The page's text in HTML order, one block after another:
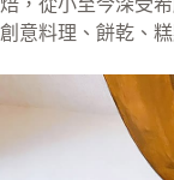
創意料理、餅乾、